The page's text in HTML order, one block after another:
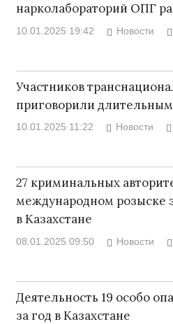
нарколабораторий ОПГ
10.01.2025 19:42 Новости
Участников
приговорили
10.01.2025 11:22 Новости
27 криминальных
международном розыске
в Казахстане
08.01.2025 09:50 Новости
Деятельность 19 особо
за год в Казахстане